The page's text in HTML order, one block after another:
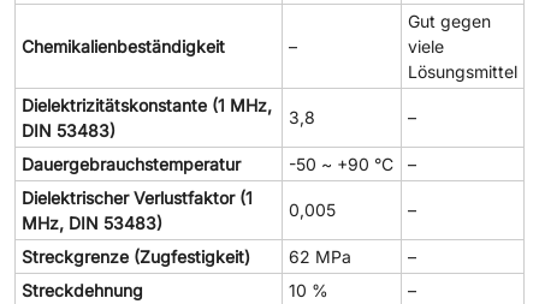
Chemikalienbeständigkeit –
Gut gegen
viele
Lösungsmittel
Dielektrizitätskonstante (1 MHz,
DIN 53483)
3,8 –
Dauergebrauchstemperatur -50 ~ +90 °C
–
Dielektrischer Verlustfaktor (1
MHz, DIN 53483)
0,005 –
Streckgrenze (Zugfestigkeit) 62 MPa
–
Streckdehnung
10 %
–